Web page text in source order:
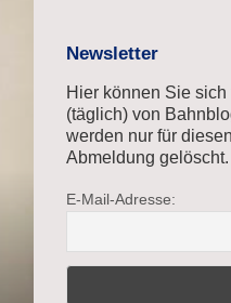
Newsletter
Hier können Sie
(täglich) von
werden nur für
Abmeldung gelöscht.
E-Mail-Adresse: